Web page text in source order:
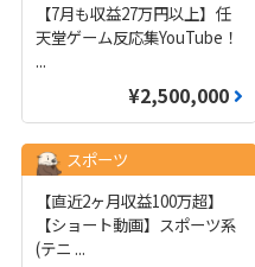
【7月も収益27万円以上】任
天堂ゲーム反応集YouTube！
...
¥2,500,000
スポーツ
【直近2ヶ月収益100万超】
【ショート動画】スポーツ系
(テニ ...